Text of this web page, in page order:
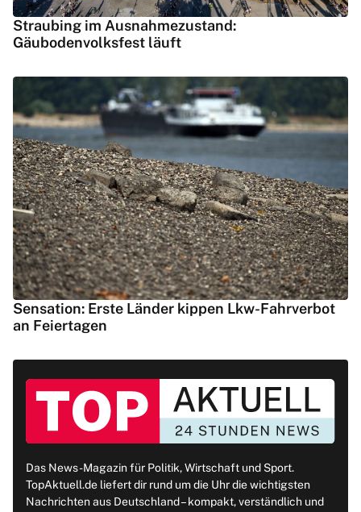
Straubing im Ausnahmezustand:
Gäubodenvolksfest läuft
Sensation: Erste Länder kippen Lkw-Fahrverbot
an Feiertagen
Das News-Magazin für Politik, Wirtschaft und Sport.
TopAktuell.de liefert dir rund um die Uhr die wichtigsten
Nachrichten aus Deutschland – kompakt, verständlich und